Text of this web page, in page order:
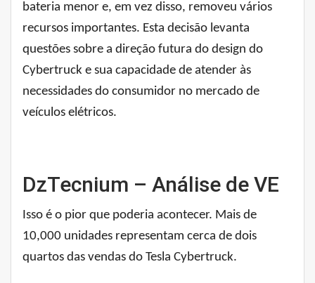
bateria menor e, em vez disso, removeu vários
recursos importantes. Esta decisão levanta
questões sobre a direção futura do design do
Cybertruck e sua capacidade de atender às
necessidades do consumidor no mercado de
veículos elétricos.
DzTecnium – Análise de VE
Isso é o pior que poderia acontecer. Mais de
10,000 unidades representam cerca de dois
quartos das vendas do Tesla Cybertruck.